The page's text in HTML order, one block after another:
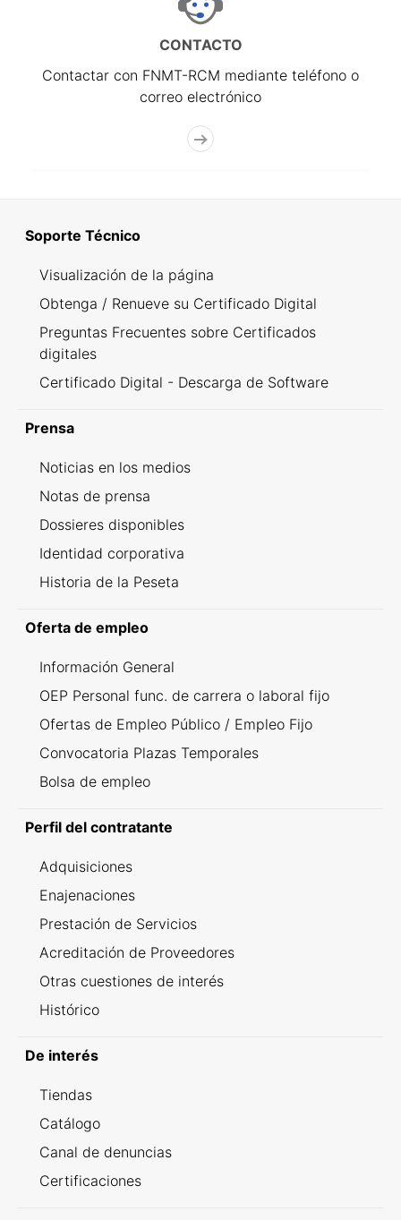
CONTACTO
Contactar con FNMT-RCM mediante teléfono o
correo electrónico
Soporte Técnico
Visualización de la página
Obtenga / Renueve su Certificado Digital
Preguntas Frecuentes sobre Certificados
digitales
Certificado Digital - Descarga de Software
Prensa
Noticias en los medios
Notas de prensa
Dossieres disponibles
Identidad corporativa
Historia de la Peseta
Oferta de empleo
Información General
OEP Personal func. de carrera o laboral fijo
Ofertas de Empleo Público / Empleo Fijo
Convocatoria Plazas Temporales
Bolsa de empleo
Perfil del contratante
Adquisiciones
Enajenaciones
Prestación de Servicios
Acreditación de Proveedores
Otras cuestiones de interés
Histórico
De interés
Tiendas
Catálogo
Canal de denuncias
Certificaciones